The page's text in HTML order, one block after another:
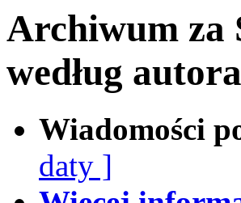
Archiwum za
według autora
Wiadomości
daty ]